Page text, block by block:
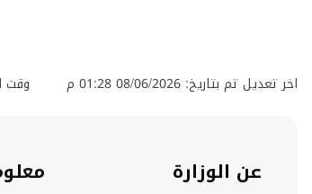
اخر تعديل تم بتاريخ: 08/06/2026 01:28 م وقت
عن الوزارة